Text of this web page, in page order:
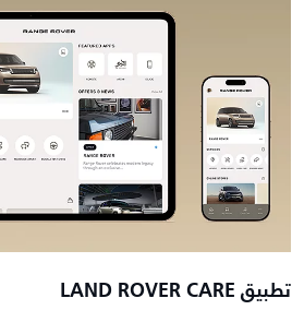
تطبيق LAND ROVER CARE